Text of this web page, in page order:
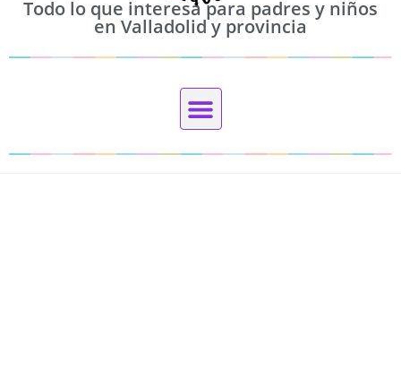
Todo lo que interesa para padres y niños
en Valladolid y provincia